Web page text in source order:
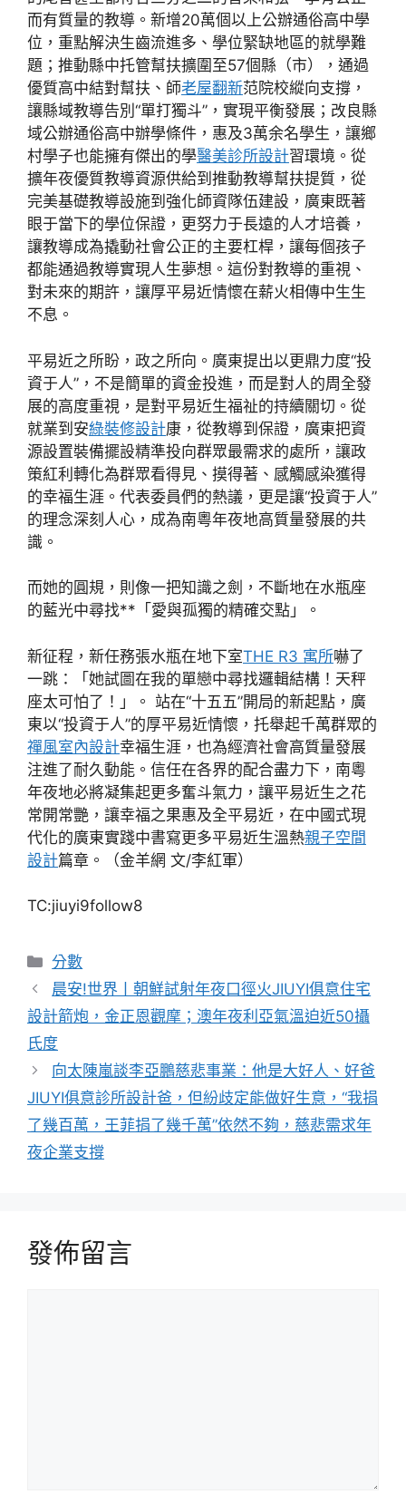
而有質量的教導。新增20萬個以上公辦通俗高中學
位，重點解決生齒流進多、學位緊缺地區的就學難
題；推動縣中托管幫扶擴圍至57個縣（市），通過
優質高中結對幫扶、師老屋翻新范院校縱向支撐，
讓縣域教導告別“單打獨斗”，實現平衡發展；改良縣
域公辦通俗高中辦學條件，惠及3萬余名學生，讓鄉
村學子也能擁有傑出的學醫美診所設計習環境。從
擴年夜優質教導資源供給到推動教導幫扶提質，從
完美基礎教導設施到強化師資隊伍建設，廣東既著
眼于當下的學位保證，更努力于長遠的人才培養，
讓教導成為撬動社會公正的主要杠桿，讓每個孩子
都能通過教導實現人生夢想。這份對教導的重視、
對未來的期許，讓厚平易近情懷在薪火相傳中生生
不息。
平易近之所盼，政之所向。廣東提出以更鼎力度“投
資于人”，不是簡單的資金投進，而是對人的周全發
展的高度重視，是對平易近生福祉的持續關切。從
就業到安綠裝修設計康，從教導到保證，廣東把資
源設置裝備擺設精準投向群眾最需求的處所，讓政
策紅利轉化為群眾看得見、摸得著、感觸感染獲得
的幸福生涯。代表委員們的熱議，更是讓“投資于人”
的理念深刻人心，成為南粵年夜地高質量發展的共
識。
而她的圓規，則像一把知識之劍，不斷地在水瓶座
的藍光中尋找**「愛與孤獨的精確交點」。
新征程，新任務張水瓶在地下室THE R3 寓所嚇了
一跳：「她試圖在我的單戀中尋找邏輯結構！天秤
座太可怕了！」。 站在“十五五”開局的新起點，廣
東以“投資于人”的厚平易近情懷，托舉起千萬群眾的
禪風室內設計幸福生涯，也為經濟社會高質量發展
注進了耐久動能。信任在各界的配合盡力下，南粵
年夜地必將凝集起更多奮斗氣力，讓平易近生之花
常開常艷，讓幸福之果惠及全平易近，在中國式現
代化的廣東實踐中書寫更多平易近生溫熱親子空間
設計篇章。（金羊網 文/李紅軍）
TC:jiuyi9follow8
分
類
分數
晨安!世界丨朝鮮試射年夜口徑火JIUYI俱意住宅
設計箭炮，金正恩觀摩；澳年夜利亞氣溫迫近50攝
氏度
向太陳嵐談李亞鵬慈悲事業：他是大好人、好爸
JIUYI俱意診所設計爸，但紛歧定能做好生意，“我捐
了幾百萬，王菲捐了幾千萬”依然不夠，慈悲需求年
夜企業支撐
發佈留言